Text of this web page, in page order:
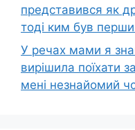
представився як
тоді ким був
У речах мами я
вирішила поїхати
мені незнайомий